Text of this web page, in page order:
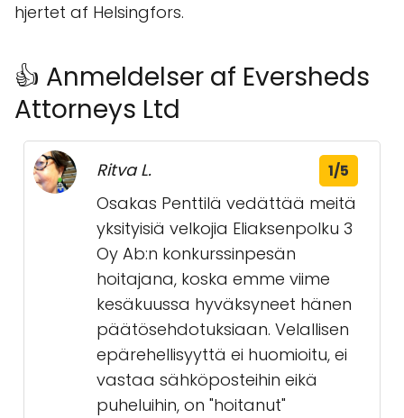
hjertet af Helsingfors.
👍 Anmeldelser af Eversheds
Attorneys Ltd
Ritva L. 1/5
Osakas Penttilä vedättää meitä
yksityisiä velkojia Eliaksenpolku 3
Oy Ab:n konkurssinpesän
hoitajana, koska emme viime
kesäkuussa hyväksyneet hänen
päätösehdotuksiaan. Velallisen
epärehellisyyttä ei huomioitu, ei
vastaa sähköposteihin eikä
puheluihin, on "hoitanut"